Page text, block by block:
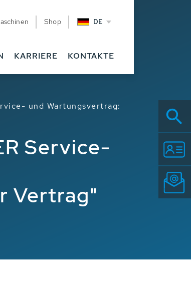
Shop DE
KARRIERE KONTAKTE
und Wartungsvertrag:
Service-
Vertrag"